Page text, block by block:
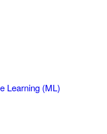
Learning (ML)